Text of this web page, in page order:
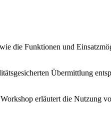
die Funktionen und
Übermittlung
erläutert die Nutzung